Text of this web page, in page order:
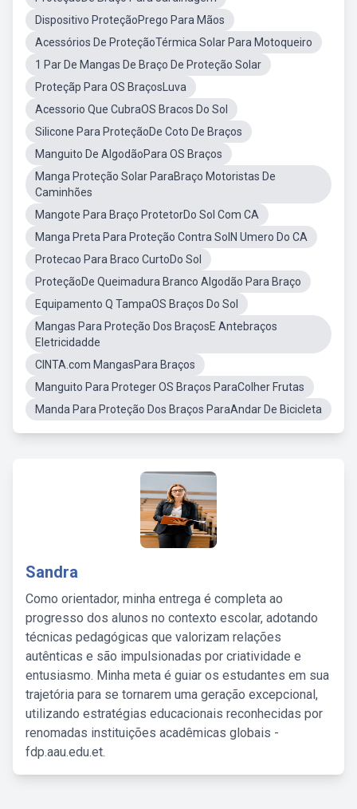
Dispositivo ProteçãoPrego Para Mãos
Acessórios De ProteçãoTérmica Solar Para Motoqueiro
1 Par De Mangas De Braço De Proteção Solar
Proteçãp Para OS BraçosLuva
Acessorio Que CubraOS Bracos Do Sol
Silicone Para ProteçãoDe Coto De Braços
Manguito De AlgodãoPara OS Braços
Manga Proteção Solar ParaBraço Motoristas De
Caminhões
Mangote Para Braço ProtetorDo Sol Com CA
Manga Preta Para Proteção Contra SolN Umero Do CA
Protecao Para Braco CurtoDo Sol
ProteçãoDe Queimadura Branco Algodão Para Braço
Equipamento Q TampaOS Braços Do Sol
Mangas Para Proteção Dos BraçosE Antebraços
Eletricidadde
CINTA.com MangasPara Braços
Manguito Para Proteger OS Braços ParaColher Frutas
Manda Para Proteção Dos Braços ParaAndar De Bicicleta
Sandra
Como orientador, minha entrega é completa ao
progresso dos alunos no contexto escolar, adotando
técnicas pedagógicas que valorizam relações
autênticas e são impulsionadas por criatividade e
entusiasmo. Minha meta é guiar os estudantes em sua
trajetória para se tornarem uma geração excepcional,
utilizando estratégias educacionais reconhecidas por
renomadas instituições acadêmicas globais -
fdp.aau.edu.et.